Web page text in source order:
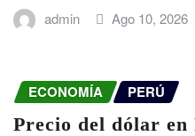
admin Ago 10, 2026
ECONOMÍA PERÚ
Precio del dólar en